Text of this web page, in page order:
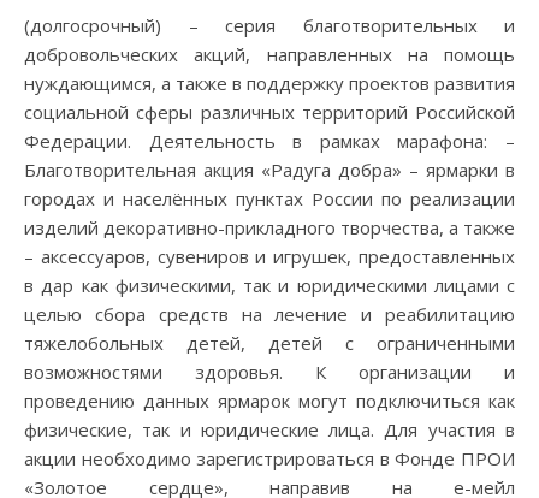
(долгосрочный) – серия благотворительных и
добровольческих акций, направленных на помощь
нуждающимся, а также в поддержку проектов развития
социальной сферы различных территорий Российской
Федерации. Деятельность в рамках марафона: –
Благотворительная акция «Радуга добра» – ярмарки в
городах и населённых пунктах России по реализации
изделий декоративно-прикладного творчества, а также
– аксессуаров, сувениров и игрушек, предоставленных
в дар как физическими, так и юридическими лицами с
целью сбора средств на лечение и реабилитацию
тяжелобольных детей, детей с ограниченными
возможностями здоровья. К организации и
проведению данных ярмарок могут подключиться как
физические, так и юридические лица. Для участия в
акции необходимо зарегистрироваться в Фонде ПРОИ
«Золотое сердце», направив на е-мейл